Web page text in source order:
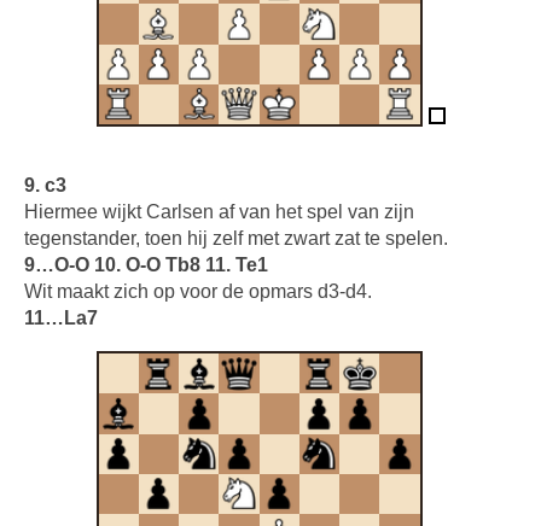
9. c3
Hiermee wijkt Carlsen af van het spel van zijn
tegenstander, toen hij zelf met zwart zat te spelen.
9…O-O 10. O-O Tb8 11. Te1
Wit maakt zich op voor de opmars d3-d4.
11…La7